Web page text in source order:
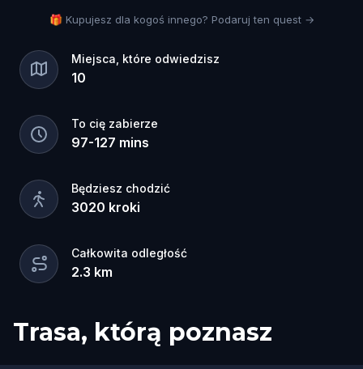
🎁 Kupujesz dla kogoś innego? Podaruj ten quest →
Miejsca, które odwiedzisz
10
To cię zabierze
97-127 mins
Będziesz chodzić
3020 kroki
Całkowita odległość
2.3 km
Trasa, którą poznasz
Start
Meta